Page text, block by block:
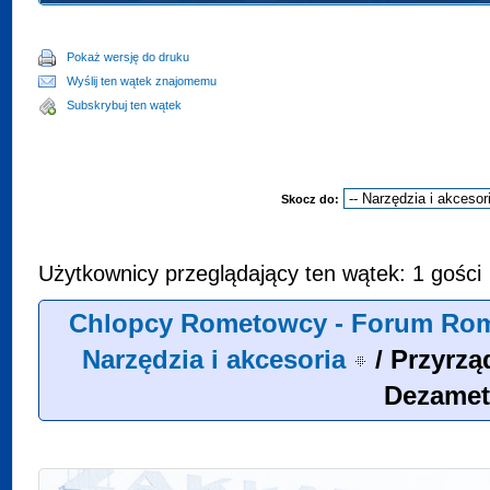
Pokaż wersję do druku
Wyślij ten wątek znajomemu
Subskrybuj ten wątek
Skocz do:
Użytkownicy przeglądający ten wątek: 1 gości
Chlopcy Rometowcy - Forum
Narzędzia i akcesoria
/
Dezamet